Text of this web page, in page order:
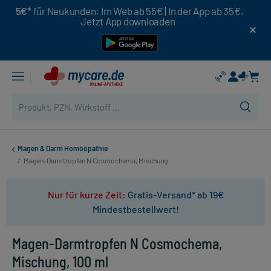
5€* für Neukunden: Im Web ab 55€ | In der App ab 35€.
Jetzt App downloaden
Magen & Darm Homöopathie
/ Magen-Darmtropfen N Cosmochema, Mischung
Nur für kurze Zeit: Gratis-Versand* ab 19€
Mindestbestellwert!
Magen-Darmtropfen N Cosmochema,
Mischung, 100 ml